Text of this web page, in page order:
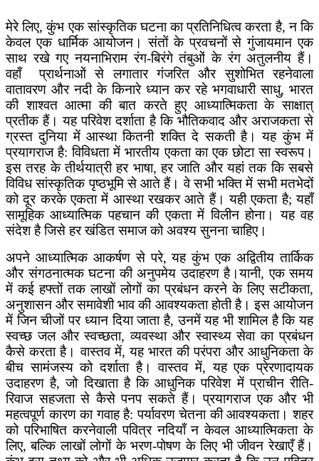
मेरे लिए, कुंभ एक सांस्कृतिक घटना का प्रतिनिधित्व करता है, न कि
केवल एक धार्मिक आयोजन। संतों के प्रवचनों से गुंजायमान एक
साथ रखे गए नयनाभिराम रंग-बिरंगे तंबुओं के रंग अतुलनीय हैं।
वहाँ प्रार्थनाओं से लगातार गंजरित और सुशोभित रहनेवाला
वातावरण और नदी के किनारे ध्यान कर रहे भगवाधारी साधु, भारत
की शाश्वत आत्मा की बात करते हुए आध्यात्मिकता के साक्षात्
प्रतीक हैं। यह परिवेश दर्शाता है कि भौतिकवाद और अराजकता से
ग्रस्त दुनिया में आस्था कितनी शक्ति दे सकती है। यह कुंभ में
प्रयागराज है: विविधता में भारतीय एकता का एक छोटा सा स्वरूप।
इस तरह के तीर्थयात्री हर भाषा, हर जाति और यहां तक कि सबसे
विविध सांस्कृतिक पृष्ठभूमि से आते हैं। वे सभी भक्ति में सभी मतभेदों
को दूर करके एकता में आस्था रखकर आते हैं। यही एकता है; यहाँ
सामूहिक आध्यात्मिक पहचान की एकता में विलीन होना। यह वह
संदेश है जिसे हर खंडित समाज को अवश्य सुनना चाहिए।
अपने आध्यात्मिक आकर्षण से परे, यह कुंभ एक अद्वितीय तार्किक
और संगठनात्मक घटना की अनुपमेय उदाहरण है।यानी, एक समय
में कई हफ्तों तक लाखों लोगों का प्रबंधन करने के लिए सटीकता,
अनुशासन और समावेशी भाव की आवश्यकता होती है। इस आयोजन
में जिन चीजों पर ध्यान दिया जाता है, उनमें यह भी शामिल है कि यह
स्वच्छ जल और स्वच्छता, व्यवस्था और स्वास्थ्य सेवा का प्रबंधन
कैसे करता है। वास्तव में, यह भारत की परंपरा और आधुनिकता के
बीच सामंजस्य को दर्शाता है। वास्तव में, यह एक प्रेरणादायक
उदाहरण है, जो दिखाता है कि आधुनिक परिवेश में प्राचीन रीति-
रिवाज सहजता से कैसे पनप सकते हैं। प्रयागराज एक और भी
महत्वपूर्ण कारण का गवाह है: पर्यावरण चेतना की आवश्यकता। शहर
को परिभाषित करनेवाली पवित्र नदियाँ न केवल आध्यात्मिकता के
लिए, बल्कि लाखों लोगों के भरण-पोषण के लिए भी जीवन रेखाएँ हैं।